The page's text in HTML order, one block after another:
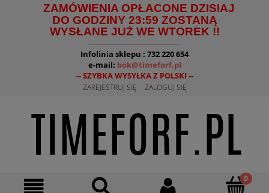
ZAMÓWIENIA OPŁACONE DZISIAJ
DO GODZINY 23:59 ZOSTANĄ
WYSŁANE JUŻ WE WTOREK !!
--------------------------------------
Infolinia sklepu : 732 220 654
e-mail: bok@timeforf.pl
-- SZYBKA WYSYŁKA Z POLSKI --
ZAREJESTRUJ SIĘ ZALOGUJ SIĘ